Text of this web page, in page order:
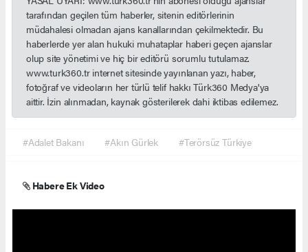
tarafından geçilen tüm haberler, sitenin editörlerinin
müdahalesi olmadan ajans kanallarından çekilmektedir. Bu
haberlerde yer alan hukuki muhataplar haberi geçen ajanslar
olup site yönetimi ve hiç bir editörü sorumlu tutulamaz.
www.turk360.tr internet sitesinde yayınlanan yazı, haber,
fotoğraf ve videoların her türlü telif hakkı Türk360 Medya'ya
aittir. İzin alınmadan, kaynak gösterilerek dahi iktibas edilemez.
#Adalet Bakanı #Akın Gürlek #Terörsüz Türkiye
Habere Ek Video